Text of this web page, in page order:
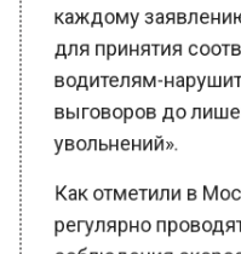
для принятия
водителям-
выговоров до
увольнений».
регулярно
соблюдения